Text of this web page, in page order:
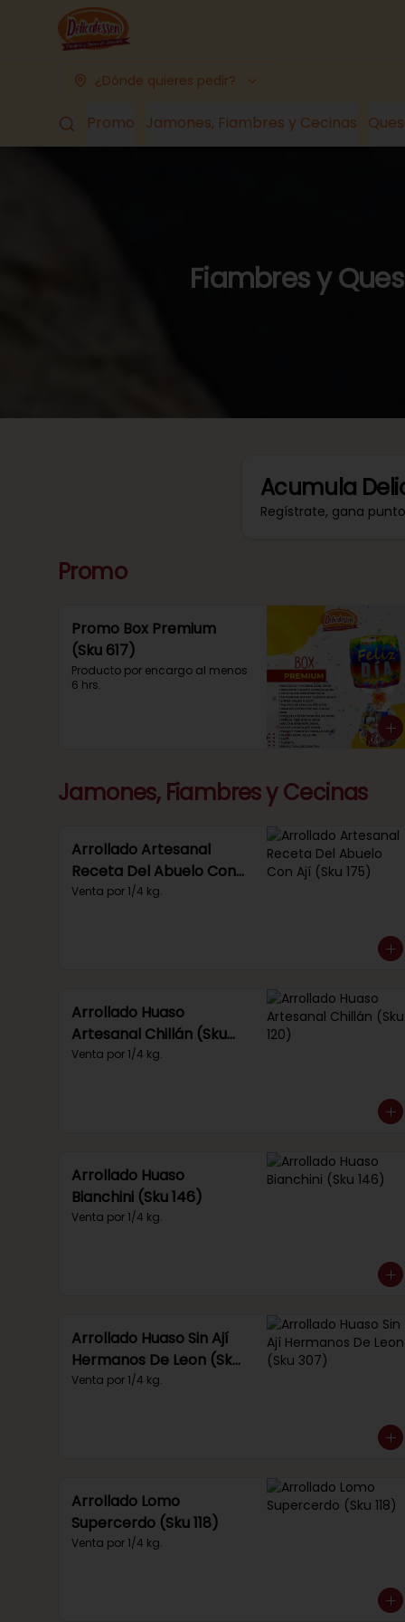
¿Dónde quieres pedir?
Promo Jamones, Fiambres y Cecinas
Fiambres y
Acumula
Regístrate, gana
Promo
Promo Box Premium
(Sku 617)
Producto por encargo al menos
6 hrs.
Jamones, Fiambres y Cecinas
Arrollado Artesanal
Receta Del Abuelo Con
Ají (Sku 175)
Venta por 1/4 kg.
Arrollado Huaso
Artesanal Chillán (Sku
120)
Venta por 1/4 kg.
Arrollado Huaso
Bianchini (Sku 146)
Venta por 1/4 kg.
Arrollado Huaso Sin Ají
Hermanos De Leon (Sku
307)
Venta por 1/4 kg.
Arrollado Lomo
Supercerdo (Sku 118)
Venta por 1/4 kg.